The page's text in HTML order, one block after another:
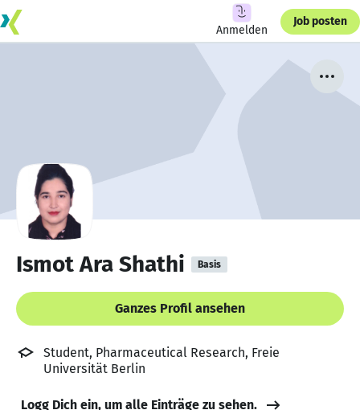
Anmelden
Job posten
Ismot Ara Shathi Basis
Ganzes Profil ansehen
Student, Pharmaceutical Research, Freie
Universität Berlin
Logg Dich ein, um alle Einträge zu sehen.